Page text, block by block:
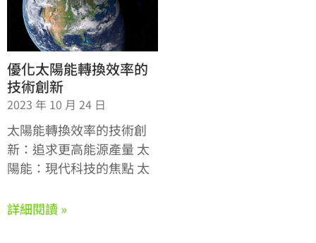
優化太陽能轉換效率的
技術創新
2023 年 10 月 24 日
太陽能轉換效率的技術創
新：追求更高能源產量 太
陽能：現代科技的焦點 太
詳細閱讀 »